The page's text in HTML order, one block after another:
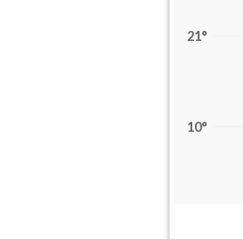
21°
10°